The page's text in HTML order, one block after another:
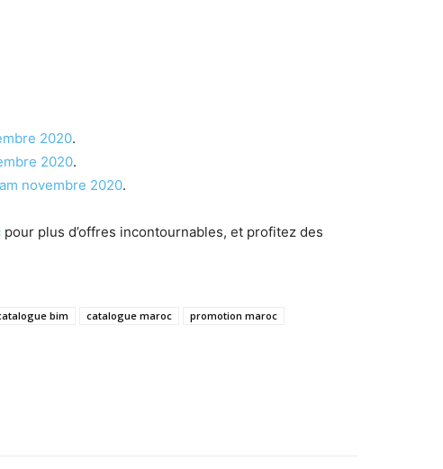
2020.
2020.
novembre 2020.
pour plus d’offres incontournables, et profitez des
bim catalogue maroc promotion maroc